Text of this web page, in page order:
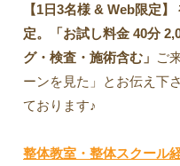
【1日3名様 & Web限定
定。「お試し料金 40分
グ・検査・施術含む」 ご
ーンを見た」とお伝え下
ております♪
整体教室・整体スクール